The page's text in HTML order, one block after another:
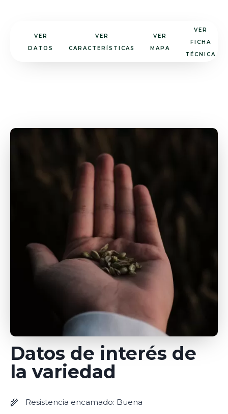
VER
DATOS
VER
CARACTERÍSTICAS
VER
MAPA
VER
FICHA
TÉCNICA
Datos de interés de
la variedad
Resistencia encamado: Buena